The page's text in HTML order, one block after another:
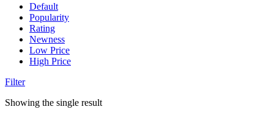
Default
Popularity
Rating
Newness
Low Price
High Price
Filter
Showing the single result